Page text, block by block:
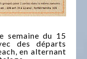
semaine du 15
des départs
en alternant